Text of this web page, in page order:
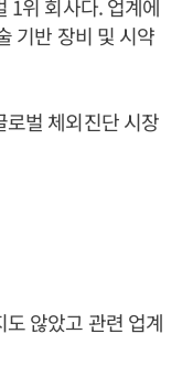
1위 회사다. 업계에
기반 장비 및 시약
벌 체외진단 시장
않았고 관련 업계